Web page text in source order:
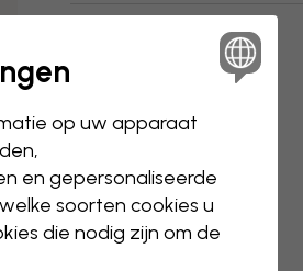
op uw apparaat
en gepersonaliseerde
soorten cookies u
die nodig zijn om de